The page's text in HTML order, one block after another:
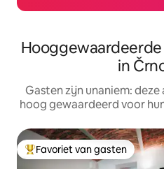
in
Gasten zijn unaniem:
hoog gewaardeerd voor
Topfavoriet van gasten
Favoriet van gasten